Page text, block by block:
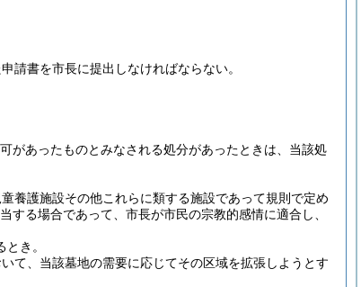
請書を市長に提出しなければならない。
があったものとみなされる処分があったときは、当該処
養護施設その他これらに類する施設であって規則で定め
する場合であって、市長が市民の宗教的感情に適合し、
き。
て、当該墓地の需要に応じてその区域を拡張しようとす